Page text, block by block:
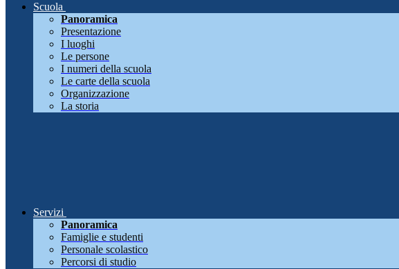
Scuola
Panoramica
Presentazione
I luoghi
Le persone
I numeri della scuola
Le carte della scuola
Organizzazione
La storia
Servizi
Panoramica
Famiglie e studenti
Personale scolastico
Percorsi di studio